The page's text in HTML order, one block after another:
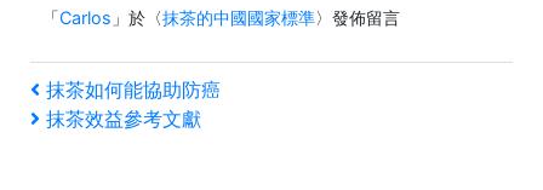
「Carlos 」於〈抹茶的中國國家標準〉發佈留言
文
章
上
一
抹茶如何能協助防癌
下
抹茶效益參考文獻